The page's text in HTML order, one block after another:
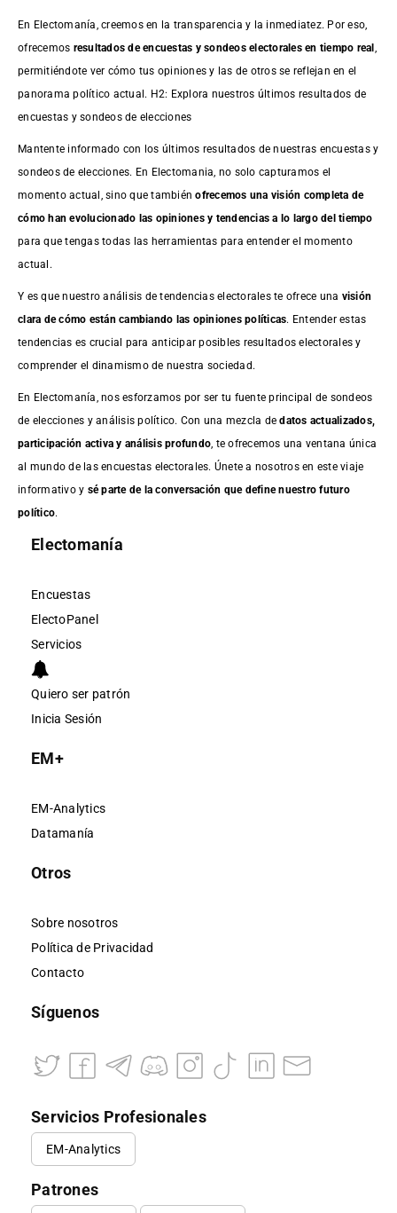
En Electomanía, creemos en la transparencia y la inmediatez. Por eso,
ofrecemos resultados deencuestas y sondeos electorales en tiempo real
permitiéndote ver cómo tus opiniones y las de otros se reflejan en el
panorama político actual. H2: Explora nuestros últimos resultados de
encuestas y sondeos de elecciones
Mantente informado con los últimos resultados de nuestras encuestasy
sondeos de elecciones. En Electomania, no solo capturamos el
momento actual, sino que tambiénofrecemos una visión completa de
cómo han evolucionado las opiniones y tendencias a lo largo del tiempo
para que tengas todas las herramientas para entender el momento
actual.
Y es que nuestro análisis de tendencias electorales te ofrece una visión
clara de cómo están cambiando las opiniones políticas. Entender estas
tendencias es crucial para anticipar posibles resultados electorales y
comprender el dinamismo de nuestra sociedad.
En Electomanía, nos esforzamos por ser tu fuente principal de sondeos
de elecciones y análisis político. Con una mezcla dedatos actualizados,
participación activa y análisis profundo , te ofrecemos una ventana única
al mundo de las encuestas electorales. Únete a nosotros en este viaje
informativo y sé parte de la conversación que define nuestro futuro
político.
Electomanía
Encuestas
ElectoPanel
Servicios
Quiero ser patrón
Inicia Sesión
EM+
EM-Analytics
Datamanía
Otros
Sobre nosotros
Política de Privacidad
Contacto
Síguenos
Servicios Profesionales
EM-Analytics
Patrones